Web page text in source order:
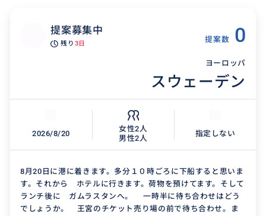
提案募集中
残り 3日 提案数 0
ヨーロッパ
スウェーデン
2026/8/20
女性2人
男性2人
指定しない
8月20日に港に着きます。多分１０時ごろに下船すると思いま
す。それから ホテルに行きます。荷物を預けてます。そして
ランチ後に ガムラスタンへ。 一時半に待ち合わせはどう
でしょうか。 王宮のチケット売り場の前で待ち合わせ。ま